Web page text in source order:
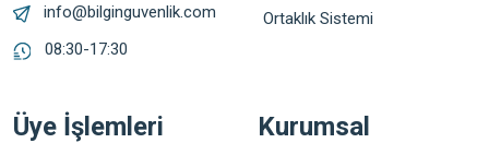
info@bilginguvenlik.com
08:30-17:30
Ortaklık Sistemi
Üye İşlemleri Kurumsal